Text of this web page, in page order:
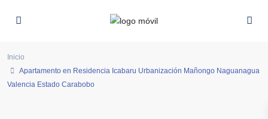
Inicio
Apartamento en Residencia Icabaru Urbanización Mañongo Naguanagua
Valencia Estado Carabobo